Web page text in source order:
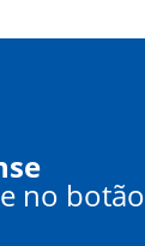
no botão